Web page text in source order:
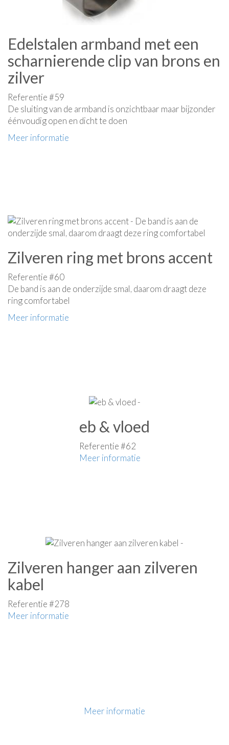
Edelstalen armband met een
scharnierende clip van brons en
zilver
Referentie #59
De sluiting van de armband is onzichtbaar maar bijzonder
éénvoudig open en dicht te doen
Meer informatie
Zilveren ring met brons accent
Referentie #60
De band is aan de onderzijde smal, daarom draagt deze
ring comfortabel
Meer informatie
eb & vloed
Referentie #62
Meer informatie
Zilveren hanger aan zilveren
kabel
Referentie #278
Meer informatie
Meer informatie